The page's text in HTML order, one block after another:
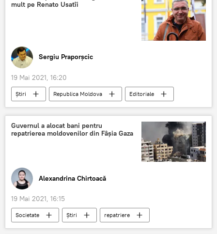
mult pe Renato Usatîi
Sergiu Praporșcic
19 Mai 2021, 16:20
Știri Republica Moldova
Editoriale
Analitică
Politică
Usatîi
Usatîi Renato
Maia Sandu
Ambasadori
Uniunea Europeană
Guvernul a alocat bani pentru
repatrierea moldovenilor din Fâșia Gaza
Alexandrina Chirtoacă
19 Mai 2021, 16:15
Societate Știri
repatriere
Fâșia Gaza
Guvern